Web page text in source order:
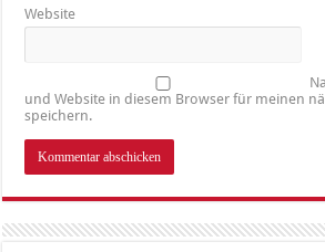
Website
und Website in diesem Browser für meinen
speichern.